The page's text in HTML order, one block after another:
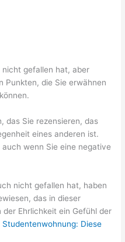
nicht gefallen hat, aber
Punkten, die Sie erwähnen
das Sie rezensieren, das
eines anderen ist.
wenn Sie eine negative
nicht gefallen hat, haben
das in dieser
Ehrlichkeit ein Gefühl der
Studentenwohnung: Diese